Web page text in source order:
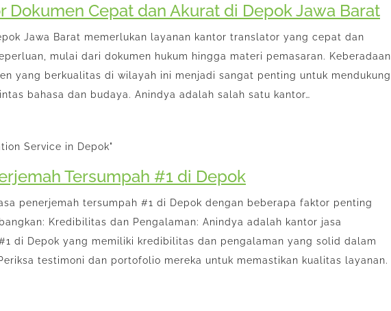
Dokumen Cepat dan Akurat di Depok Jawa Barat
Jawa Barat memerlukan layanan kantor translator yang cepat dan
mulai dari dokumen hukum hingga materi pemasaran. Keberadaan
yang berkualitas di wilayah ini menjadi sangat penting untuk mendukung
bahasa dan budaya. Anindya adalah salah satu kantor…
Service in Depok"
Tersumpah #1 di Depok
penerjemah tersumpah #1 di Depok dengan beberapa faktor penting
Kredibilitas dan Pengalaman: Anindya adalah kantor jasa
di Depok yang memiliki kredibilitas dan pengalaman yang solid dalam
testimoni dan portofolio mereka untuk memastikan kualitas layanan.